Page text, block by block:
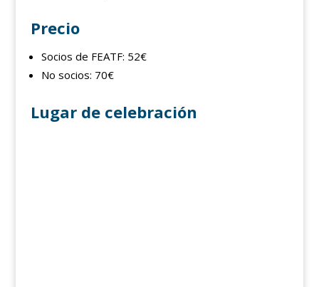
Precio
Socios de FEATF: 52€
No socios: 70€
Lugar de celebración